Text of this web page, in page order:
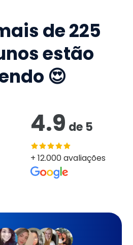
de225
estão
😍
4.9 de 5
+ 12.000 avaliações